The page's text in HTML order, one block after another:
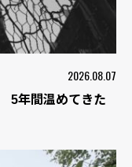
2026.08.07
5年間温めてきた